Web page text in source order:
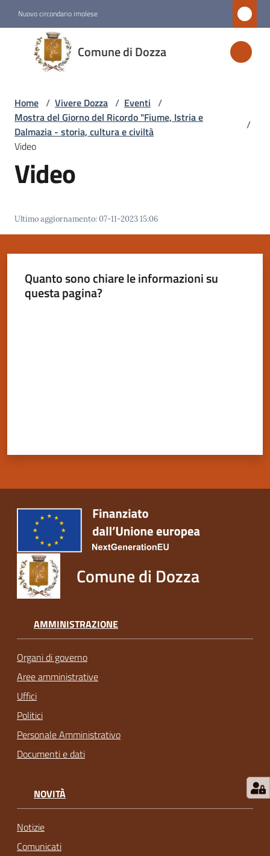
Nuovo circondario imolese
Comune di Dozza
Comune
di
Dozza
Amministrazione
Novità
Menu selezionato
su
Home / Vivere Dozza / Eventi /
Mostra del Giorno del Ricordo "Fiume, Istria e
Dalmazia - storia, cultura e civiltà
/
Video
Video
Ultimo aggiornamento:07-11-2023 15:06
Quanto sono chiare le informazioni su
questa pagina?
Comune di Dozza
AMMINISTRAZIONE
Organi di governo
Aree amministrative
Uffici
Politici
Personale Amministrativo
Documenti e dati
NOVITÀ
Notizie
Comunicati